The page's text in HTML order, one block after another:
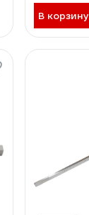
В корзину